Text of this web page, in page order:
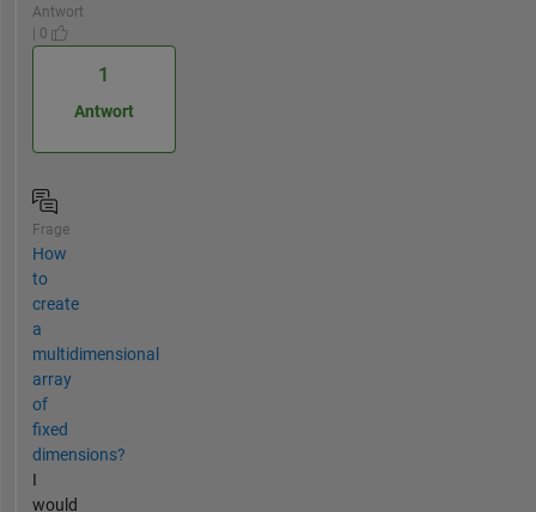
Antwort
| 0
1
Antwort
Frage
How
to
create
a
multidimensional
array
of
fixed
dimensions?
I
would